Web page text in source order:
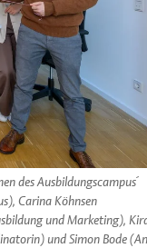
des Ausbildungscampus´
Carina Köhnsen
und Marketing),
und Simon Bode